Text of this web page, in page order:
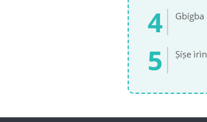
Gbígba
Ṣíṣe